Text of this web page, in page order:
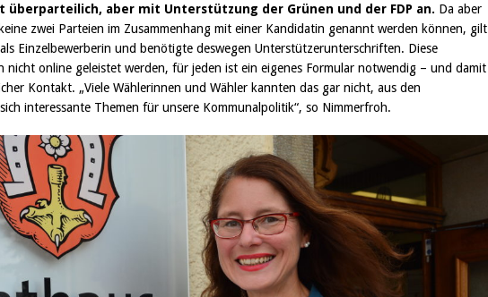
aber mit Unterstützung der Grünen und der FDP an. Da aber
zwei Parteien im Zusammenhang mit einer Kandidatin genannt werden können, gilt
Einzelbewerberin und benötigte deswegen Unterstützerunterschriften. Diese
nicht online geleistet werden, für jeden ist ein eigenes Formular notwendig – und damit
Kontakt. „Viele Wählerinnen und Wähler kannten das gar nicht, aus den
interessante Themen für unsere Kommunalpolitik“, so Nimmerfroh.